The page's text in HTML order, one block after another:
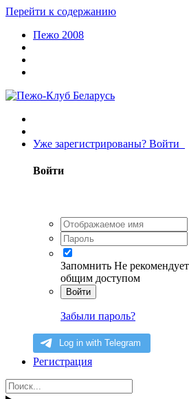
Перейти к содержанию
Пежо 2008
Уже зарегистрированы? Войти
Войти
Запомнить Не
общим доступом
Войти
Забыли пароль?
Регистрация